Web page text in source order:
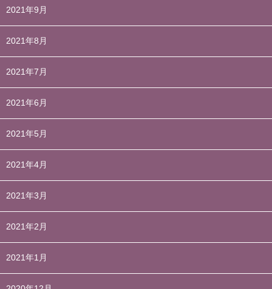
2021年9月
2021年8月
2021年7月
2021年6月
2021年5月
2021年4月
2021年3月
2021年2月
2021年1月